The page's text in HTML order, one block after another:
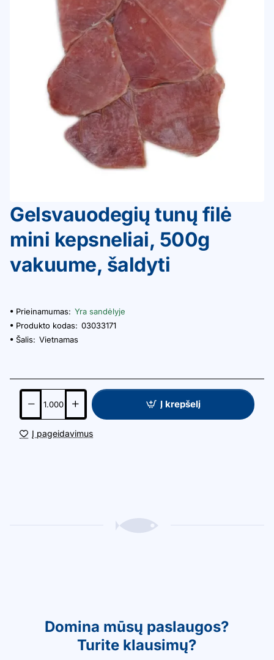
Gelsvauodegių tunų filė
mini kepsneliai, 500g
vakuume, šaldyti
Prieinamumas: Yra sandėlyje
Produkto kodas: 03033171
Šalis: Vietnamas
Į krepšelį
Į pageidavimus
Domina mūsų paslaugos?
Turite klausimų?